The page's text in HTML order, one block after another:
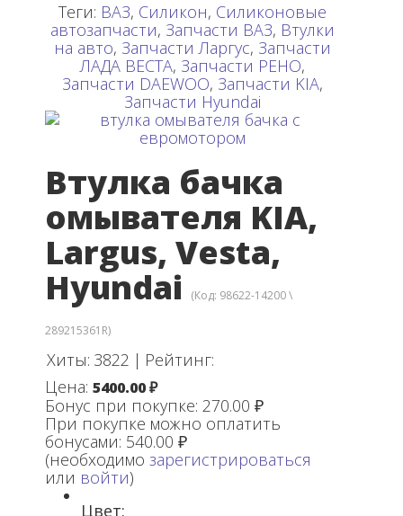
Теги: ВАЗ, Силикон, Силиконовые
автозапчасти, Запчасти ВАЗ, Втулки
на авто, Запчасти Ларгус, Запчасти
ЛАДА ВЕСТА, Запчасти РЕНО,
Запчасти DAEWOO, Запчасти KIA,
Запчасти Hyundai
Втулка бачка
омывателя KIA,
Largus, Vesta,
Hyundai (Код: 98622-14200 \
289215361R)
Хиты: 3822 | Рейтинг:
Цена: 5400.00 ₽
Бонус при покупке: 270.00 ₽
При покупке можно оплатить
бонусами: 540.00 ₽
(необходимо зарегистрироваться
или войти)
Цвет: